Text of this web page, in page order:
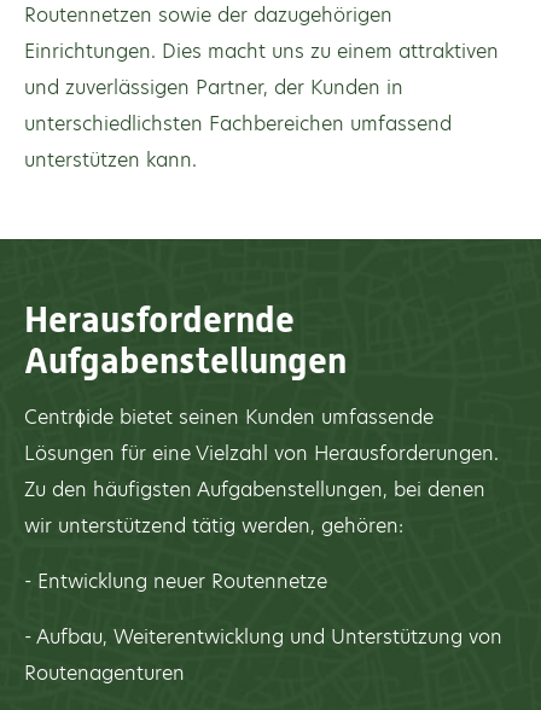
Routennetzen sowie der dazugehörigen
Einrichtungen. Dies macht uns zu einem attraktiven
und zuverlässigen Partner, der Kunden in
unterschiedlichsten Fachbereichen umfassend
unterstützen kann.
Herausfordernde
Aufgabenstellungen
Centrϕide bietet seinen Kunden umfassende
Lösungen für eine Vielzahl von Herausforderungen.
Zu den häufigsten Aufgabenstellungen, bei denen
wir unterstützend tätig werden, gehören:
- Entwicklung neuer Routennetze
- Aufbau, Weiterentwicklung und Unterstützung von
Routenagenturen